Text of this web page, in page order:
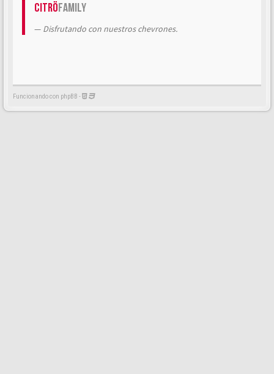
CitröFamily
Disfrutando con nuestros chevrones.
Funcionando con phpBB -